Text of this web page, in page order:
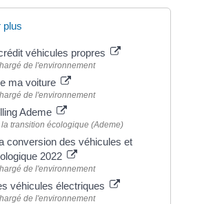
plus
véhicules propres
de l'environnement
ma voiture
de l'environnement
Ademe
transition écologique (Ademe)
conversion des véhicules et
2022
de l'environnement
véhicules électriques
de l'environnement